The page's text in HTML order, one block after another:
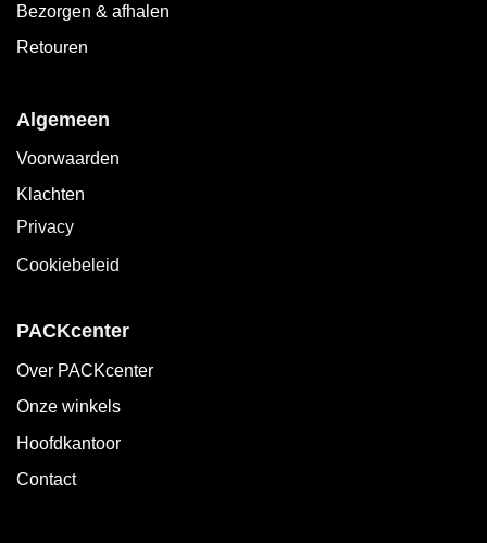
Bezorgen & afhalen
Retouren
Algemeen
Voorwaarden
Klachten
Privacy
Cookiebeleid
PACKcenter
Over PACKcenter
Onze winkels
Hoofdkantoor
Contact